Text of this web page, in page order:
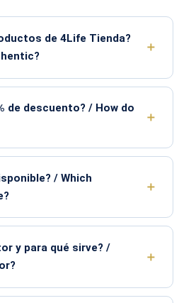
de 4Life Tienda?
de descuento? / How do
/ Which
y para qué sirve? /